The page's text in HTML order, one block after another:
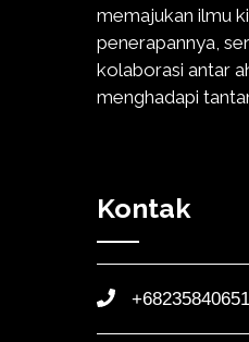
memajukan ilmu
penerapannya,
kolaborasi antar
menghadapi
Kontak
+68235840651